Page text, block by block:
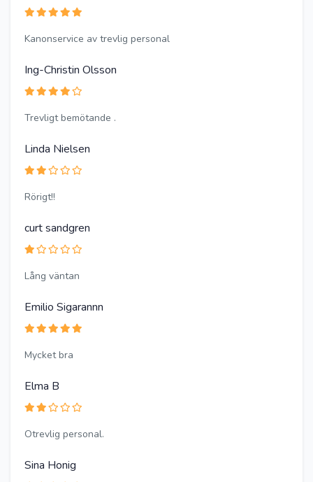
Kanonservice av trevlig personal
Ing-Christin Olsson
Trevligt bemötande .
Linda Nielsen
Rörigt!!
curt sandgren
Lång väntan
Emilio Sigarannn
Mycket bra
Elma B
Otrevlig personal.
Sina Honig